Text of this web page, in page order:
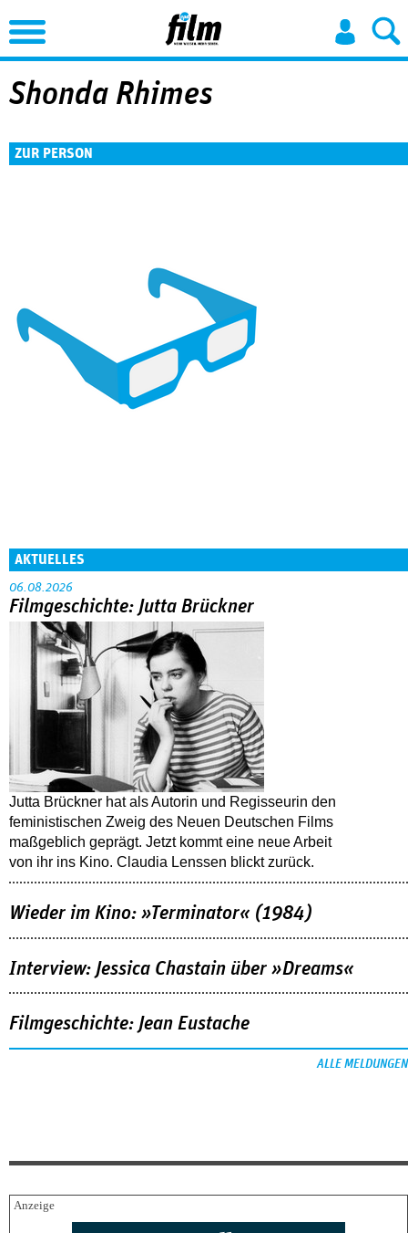
Jump to Navigation
Shonda Rhimes
ZUR PERSON
AKTUELLES
06.08.2026
Filmgeschichte: Jutta Brückner
Jutta Brückner hat als Autorin und Regisseurin den
feministischen Zweig des Neuen Deutschen Films
maßgeblich geprägt. Jetzt kommt eine neue Arbeit
von ihr ins Kino. Claudia Lenssen blickt zurück.
Wieder im Kino: »Terminator« (1984)
Interview: Jessica Chastain über »Dreams«
Filmgeschichte: Jean Eustache
ALLE MELDUNGEN